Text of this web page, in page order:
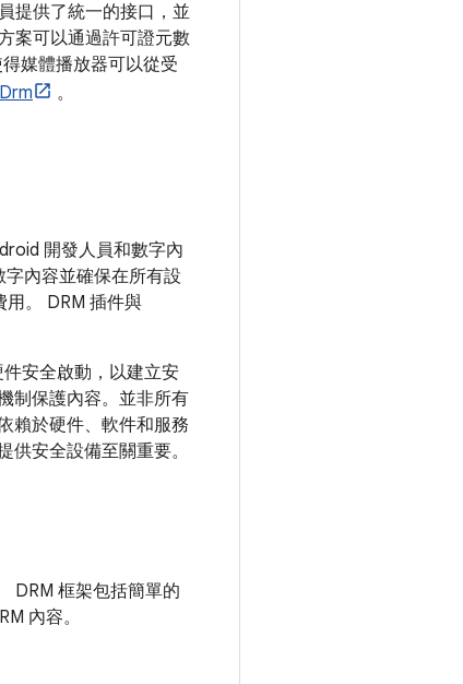
提供了統一的接口，並
案可以通過許可證元數
媒體播放器可以從受
。
開發人員和數字內
內容並確保在所有設
。 DRM 插件與
安全啟動，以建立安
制保護內容。並非所有
賴於硬件、軟件和服務
安全設備至關重要。
DRM 框架包括簡單的
內容。